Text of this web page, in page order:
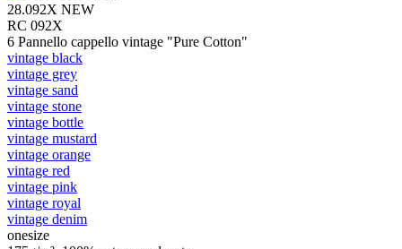
28.092X NEW
RC 092X
6 Pannello cappello vintage "Pure Cotton"
vintage black
vintage grey
vintage sand
vintage stone
vintage bottle
vintage mustard
vintage orange
vintage red
vintage pink
vintage royal
vintage denim
onesize